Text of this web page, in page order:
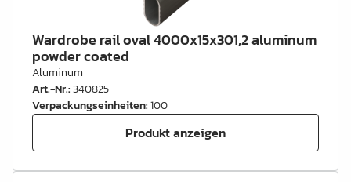
Wardrobe rail oval 4000x15x301,2 aluminum
powder coated
Aluminum
Art.-Nr.:340825
Verpackungseinheiten:100
Produkt anzeigen